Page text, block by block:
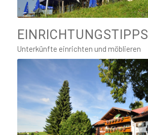
EINRICHTUNGSTIPPS
Unterkünfte einrichten und möblieren